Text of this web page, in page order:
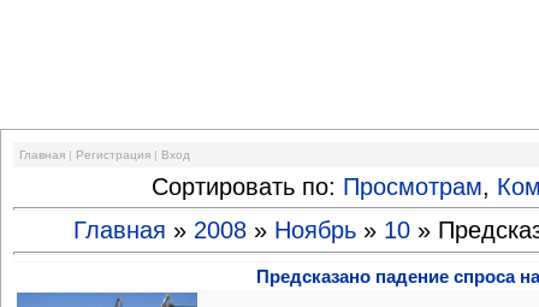
Главная | Регистрация | Вход
Сортировать по: Просмотрам,
Главная » 2008 » Ноябрь » 10 »
Предсказано падение спроса